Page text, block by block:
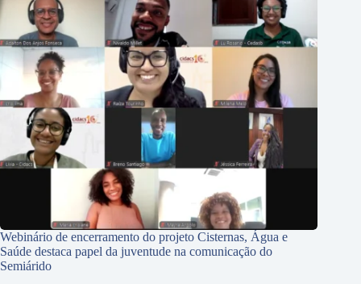
Webinário de encerramento do projeto Cisternas, Água e
Saúde destaca papel da juventude na comunicação do
Semiárido